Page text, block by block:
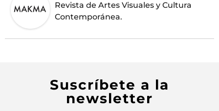
Revista de Artes Visuales y Cultura
Contemporánea.
Suscríbete a la
newsletter